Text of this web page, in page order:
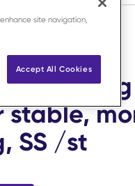
self tapping, SS /st
stable,
SS /st
site navigation,
Accept All Cookies